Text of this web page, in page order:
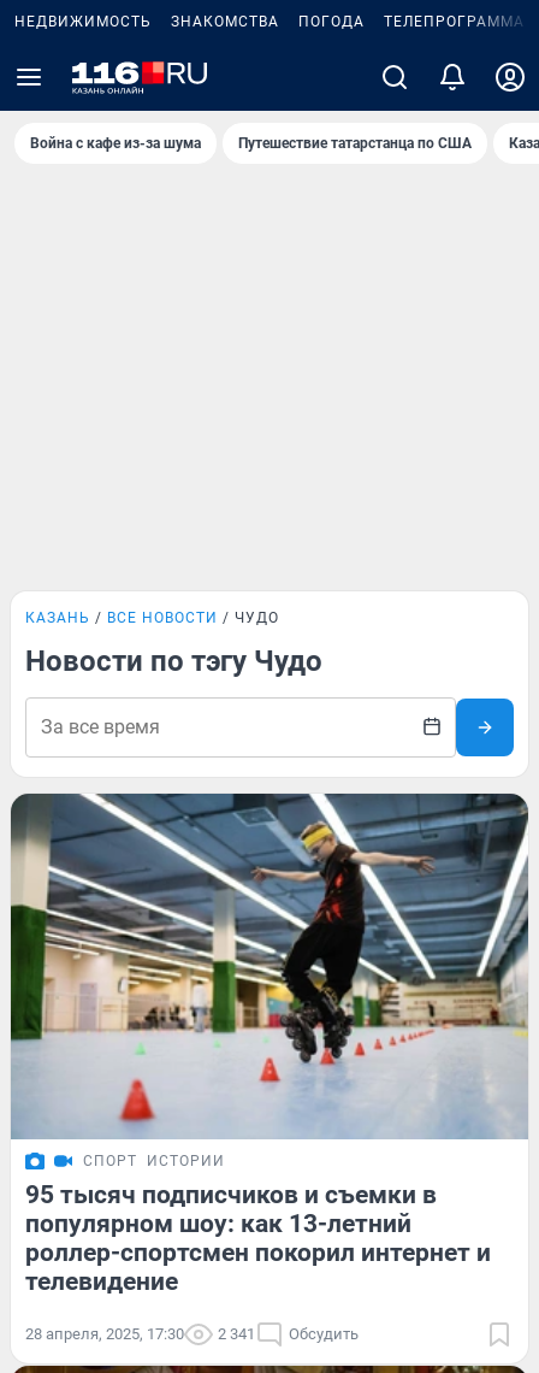
НЕДВИЖИМОСТЬ ЗНАКОМСТВА ПОГОДА ТЕЛЕПРОГРАММА
Война с кафе из-за шума Путешествие татарстанца по США
КАЗАНЬ ВСЕ НОВОСТИ ЧУДО
Новости по тэгу Чудо
СПОРТ ИСТОРИИ
95 тысяч подписчиков и съемки в
популярном шоу: как 13-летний
роллер-спортсмен покорил интернет и
телевидение
28 апреля, 2025, 17:30 2 341 Обсудить